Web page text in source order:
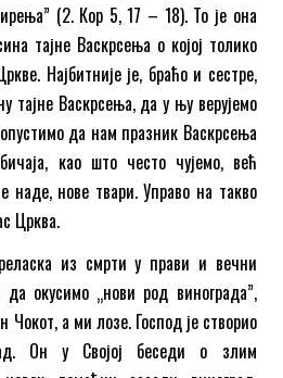
(2. Кор 5, 17 – 18). То је она
тајне Васкрсења о којој толико
Најбитније је, браћо и сестре,
тајне Васкрсења, да у њу верујемо
да нам празник Васкрсења
као што често чујемо, већ
наде, нове твари. Управо на такво
Црква.
из смрти у прави и вечни
окусимо „нови род винограда”,
Чокот, а ми лозе. Господ је створио
Он у Својој беседи о злим